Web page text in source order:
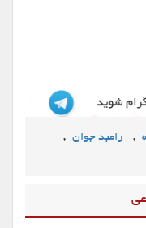
, رامبد جوان ,